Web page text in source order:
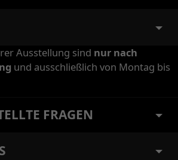
Ausstellung sind nur nach
und ausschließlich von Montag bis
FRAGEN